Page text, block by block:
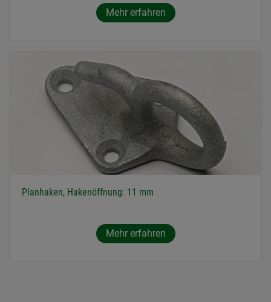
Mehr erfahren
Planhaken, Hakenöffnung: 11 mm
Mehr erfahren